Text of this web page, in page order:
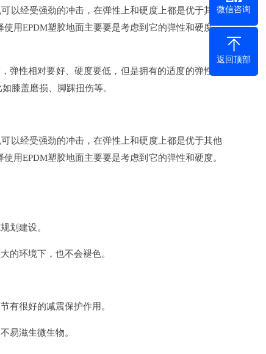
经受强劲的冲击，在弹性上和硬度上都是优于其他
用EPDM塑胶地面主要要是考虑到它的弹性和硬度。
性相对要好、硬度要低，但是拥有的适度的弹性、
膝盖磨损、脚踝扭伤等。
经受强劲的冲击，在弹性上和硬度上都是优于其他
用EPDM塑胶地面主要要是考虑到它的弹性和硬度。
划建设。
环境下，也不会褪色。
很好的减震保护作用。
易滋生微生物。
微信咨询
返回顶部